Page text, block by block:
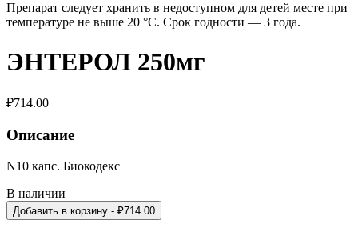
Препарат следует хранить в недоступном для детей месте при
температуре не выше 20 °С. Срок годности — 3 года.
ЭНТЕРОЛ 250мг
₽714.00
Описание
N10 капс. Биокодекс
В наличии
Добавить в корзину - ₽714.00